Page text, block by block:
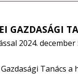
GAZDASÁGI
2024.
Tanács